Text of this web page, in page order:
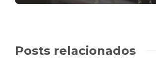
Posts relacionados